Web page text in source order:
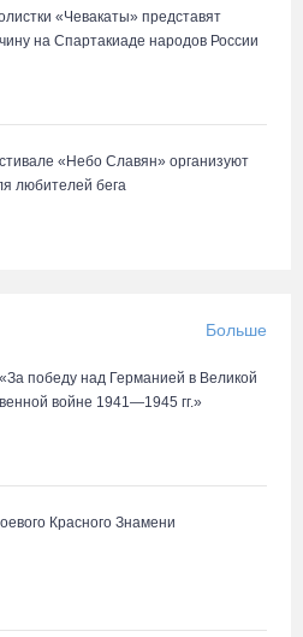
«Чевакаты» представят
на Спартакиаде народов России
«Небо Славян» организуют
любителей бега
Больше
победу над Германией в Великой
войне 1941—1945 гг.»
Красного Знамени